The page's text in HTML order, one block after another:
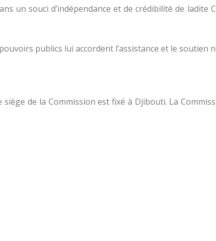
un souci d’indépendance et de crédibilité de
publics lui accordent l’assistance et le soutien
siège de la Commission est fixé à Djibouti. La